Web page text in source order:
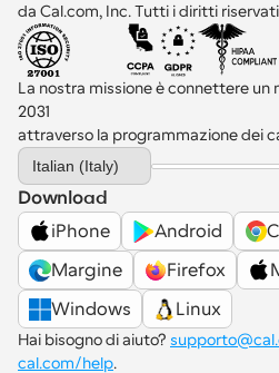
da Cal.com, Inc. Tutti i diritti
La nostra missione è connettere un
2031
attraverso la programmazione dei
Select Language
Italian (Italy)
Download
iPhone
Android
Margine
Firefox
Windows
Linux
Hai bisogno di aiuto?
cal.com/help.